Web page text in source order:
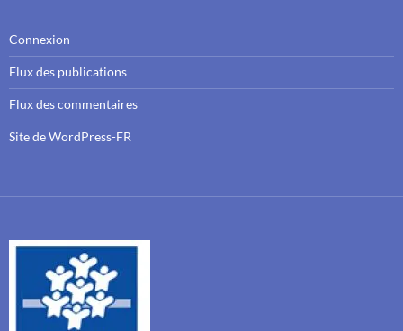
Connexion
Flux des publications
Flux des commentaires
Site de WordPress-FR